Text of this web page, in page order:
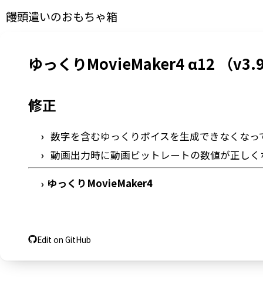
饅頭遣いのおもちゃ箱
ゆっくりMovieMaker4 α12 （
修正
数字を含むゆっくりボイスを生成できなくな
動画出力時に動画ビットレートの数値が正し
› ゆっくりMovieMaker4
Edit on GitHub